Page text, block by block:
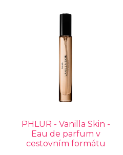
PHLUR - Vanilla Skin -
Eau de parfum v
cestovním formátu